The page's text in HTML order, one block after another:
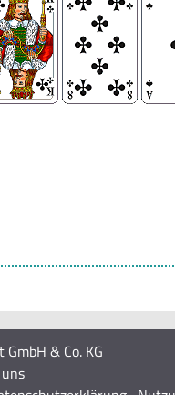
& Co. KG